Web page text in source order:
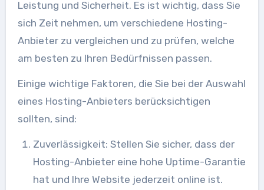
Leistung und Sicherheit. Es ist wichtig, dass Sie
sich Zeit nehmen, um verschiedene Hosting-
Anbieter zu vergleichen und zu prüfen, welche
am besten zu Ihren Bedürfnissen passen.
Einige wichtige Faktoren, die Sie bei der Auswahl
eines Hosting-Anbieters berücksichtigen
sollten, sind:
Zuverlässigkeit: Stellen Sie sicher, dass der
Hosting-Anbieter eine hohe Uptime-Garantie
hat und Ihre Website jederzeit online ist.